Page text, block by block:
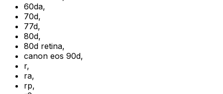
60da,
70d,
77d,
80d,
80d retina,
canon eos 90d,
r,
ra,
rp,